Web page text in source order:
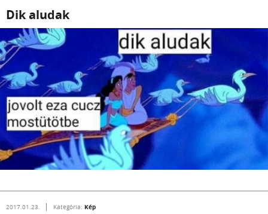
Dik aludak
2017.01.23. Kategória: Kép